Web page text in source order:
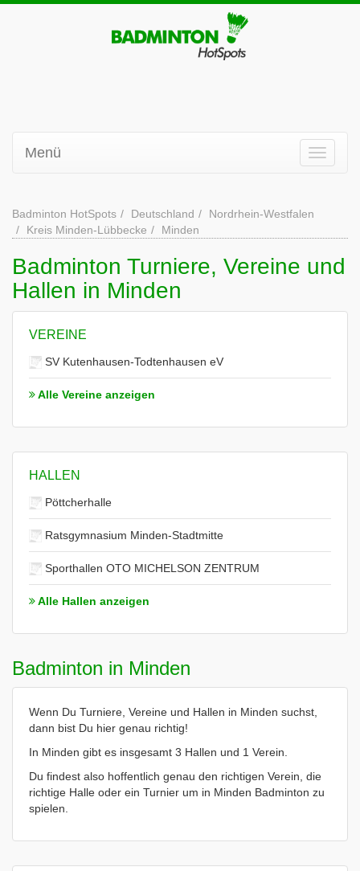
Menü
Badminton HotSpots Deutschland
Nordrhein-Westfalen
Kreis Minden-Lübbecke
Minden
Badminton Turniere, Vereine und
Hallen in Minden
VEREINE
SV Kutenhausen-Todtenhausen eV
Alle Vereine anzeigen
HALLEN
Pöttcherhalle
Ratsgymnasium Minden-Stadtmitte
Sporthallen OTO MICHELSON ZENTRUM
Alle Hallen anzeigen
Badminton in Minden
Wenn Du Turniere, Vereine und Hallen in Minden suchst,
dann bist Du hier genau richtig!
In Minden gibt es insgesamt 3 Hallen und 1 Verein.
Du findest also hoffentlich genau den richtigen Verein, die
richtige Halle oder ein Turnier um in Minden Badminton zu
spielen.